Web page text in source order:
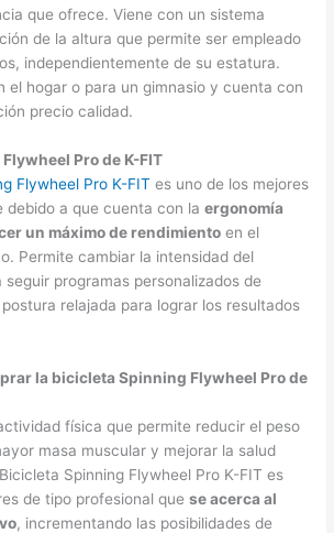
que ofrece. Viene con un sistema
de la altura que permite ser empleado
independientemente de su estatura.
el hogar o para un gimnasio y cuenta con
precio calidad.
Pro de K-FIT
Flywheel Pro K-FIT es uno de los mejores
debido a que cuenta con laergonomía
un máximo de rendimiento en el
Permite cambiar la intensidad del
programas personalizados de
relajada para lograr los resultados
la bicicleta Spinning Flywheel Pro de
física que permite reducir el peso
masa muscular y mejorar la salud
Spinning Flywheel Pro K-FIT es
de tipo profesional quese acerca al
, incrementando las posibilidades de